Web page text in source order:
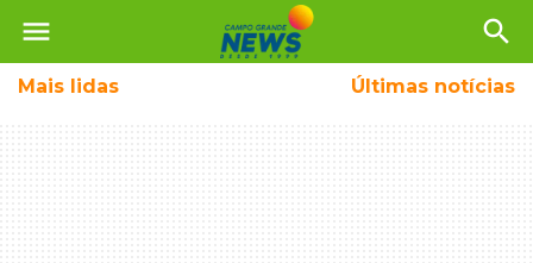
menu search
Mais lidas Últimas notícias